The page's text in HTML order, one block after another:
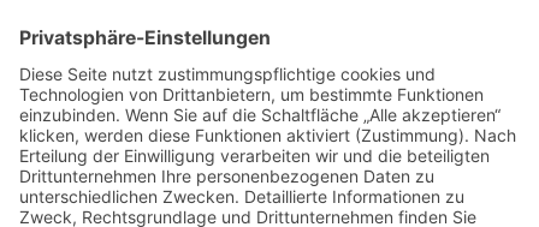
Suche
Datenschutz
Cookie-Einstellungen
Sonstige